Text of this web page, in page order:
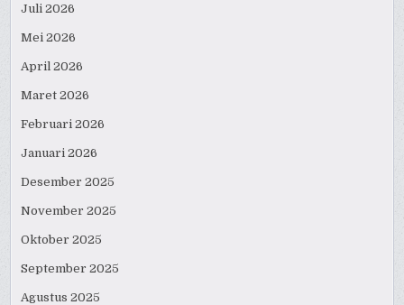
Juli 2026
Mei 2026
April 2026
Maret 2026
Februari 2026
Januari 2026
Desember 2025
November 2025
Oktober 2025
September 2025
Agustus 2025